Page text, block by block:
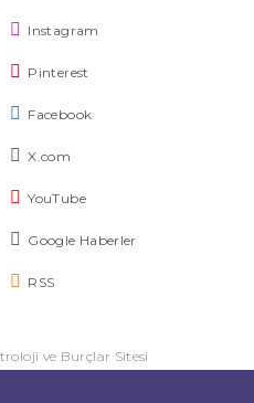
Instagram
Pinterest
Facebook
X.com
YouTube
Google Haberler
RSS
ve Burçlar Sitesi